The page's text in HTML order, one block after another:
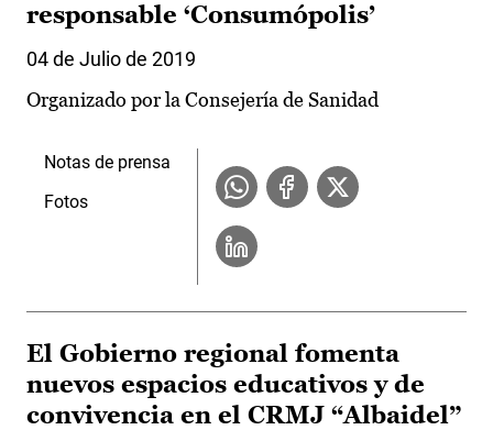
responsable ‘Consumópolis’
04 de Julio de 2019
Organizado por la Consejería de Sanidad
Notas de prensa
Fotos
El Gobierno regional fomenta
nuevos espacios educativos y de
convivencia en el CRMJ “Albaidel”